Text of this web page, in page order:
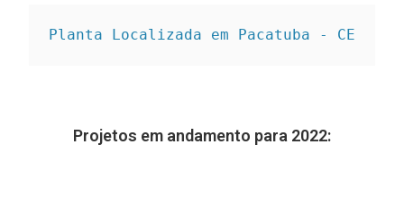
Planta Localizada em Pacatuba - CE
Projetos em andamento para 2022: